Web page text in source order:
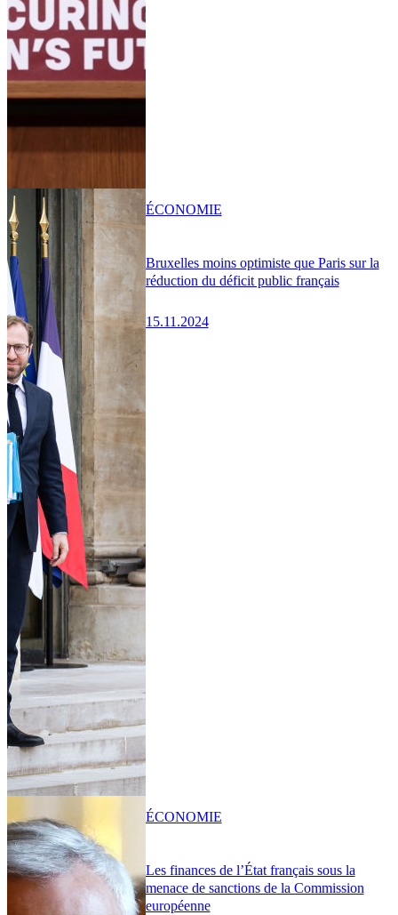
Bruxelles moins optimiste que Paris sur la
réduction du déficit public français
15.11.2024
ÉCONOMIE
Les finances de l’État français sous la
menace de sanctions de la Commission
européenne
ÉCONOMIE